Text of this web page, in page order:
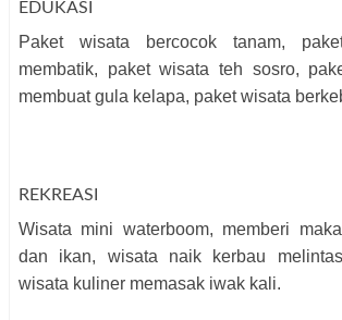
EDUKASI
Paket wisata bercocok tanam,
membatik, paket wisata teh sosro,
membuat gula kelapa, paket wisata
REKREASI
Wisata mini waterboom, memberi
dan ikan, wisata naik kerbau
wisata kuliner memasak iwak kali.